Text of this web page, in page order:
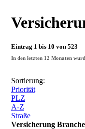
Eintrag 1 bis 10 von 523
In den letzten 12 Monaten
Sortierung:
Priorität
PLZ
A-Z
Straße
Versicherung